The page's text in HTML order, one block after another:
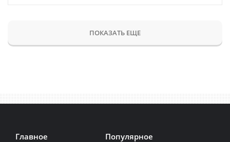
ПОКАЗАТЬ ЕЩЕ
Главное Популярное